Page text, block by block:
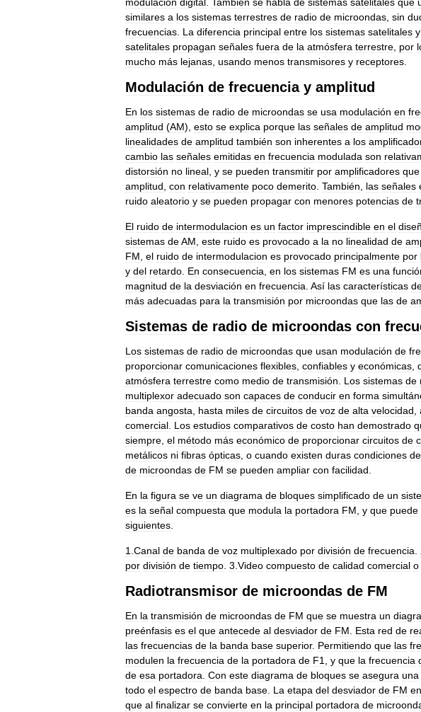
similares a los sistemas terrestres de radio de microondas sin
frecuencias La diferencia principal entre los sistemas satelitales y
satelitales propagan señales fuera de la atmósfera terrestre por
mucho más lejanas usando menos transmisores y receptores
Modulación de frecuencia y amplitud
En los sistemas de radio de microondas se usa modulación en
amplitud (AM), esto se explica porque las señales de amplitud
linealidades de amplitud también son inherentes a los
cambio las señales emitidas en frecuencia modulada son
distorsión no lineal y se pueden transmitir por amplificadores que
amplitud con relativamente poco demerito También las señales
ruido aleatorio y se pueden propagar con menores potencias de
El ruido de intermodulacion es un factor imprescindible en el
sistemas deAM este ruido es provocado a la no linealidad de
FM el ruido de intermodulacion es provocado principalmente por
y del retardo En consecuencia en los sistemas FM es una
magnitud de la desviación en frecuencia Así las características
más adecuadas para la transmisión por microondas que las de
Sistemas de radio de microondas con
Los sistemas de radio de microondas que usan modulación de
proporcionar comunicaciones flexibles confiables y económicas
atmósfera terrestre como medio de transmisión Los sistemas de
multiplexor adecuado son capaces de conducir en forma
banda angosta hasta miles de circuitos de voz de alta velocidad
comercial Los estudios comparativos de costo han demostrado
siempre el método más económico de proporcionar circuitos de
metálicos ni fibras ópticas o cuando existen duras condiciones de
de microondas de FM se pueden ampliar con facilidad
En la figura se ve un diagrama de bloques simplificado de un
es la señal compuesta que modula la portadora FM y que puede
siguientes
1 Canal de banda de voz multiplexado por división de frecuencia
por división de tiempo 3 Video compuesto de calidad comercial o
Radiotransmisor de microondas de FM
En la transmisión de microondas de FM que se muestra un
preénfasis es el que antecede al desviador de FM Esta red de
las frecuencias de la banda base superior. Permitiendo que las
modulen la frecuencia de la portadora de F1 y que la frecuencia
de esa portadora Con este diagrama de bloques se asegura una
todo el espectro de banda base La etapa del desviador de FM
que al finalizar se convierte en la principal portadora de